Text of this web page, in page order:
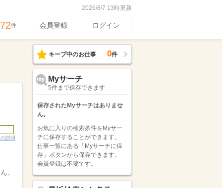
2026/8/7 13時更新
件 会員登録 ログイン
説明
、
キープ中のお仕事 0件
Myサーチ
5件まで保存できます
保存されたMyサーチはありませ
ん。
お気に入りの検索条件をMyサー
チに保存することができます。
仕事一覧にある「Myサーチに保
存」ボタンから保存できます。
会員登録は不要です。